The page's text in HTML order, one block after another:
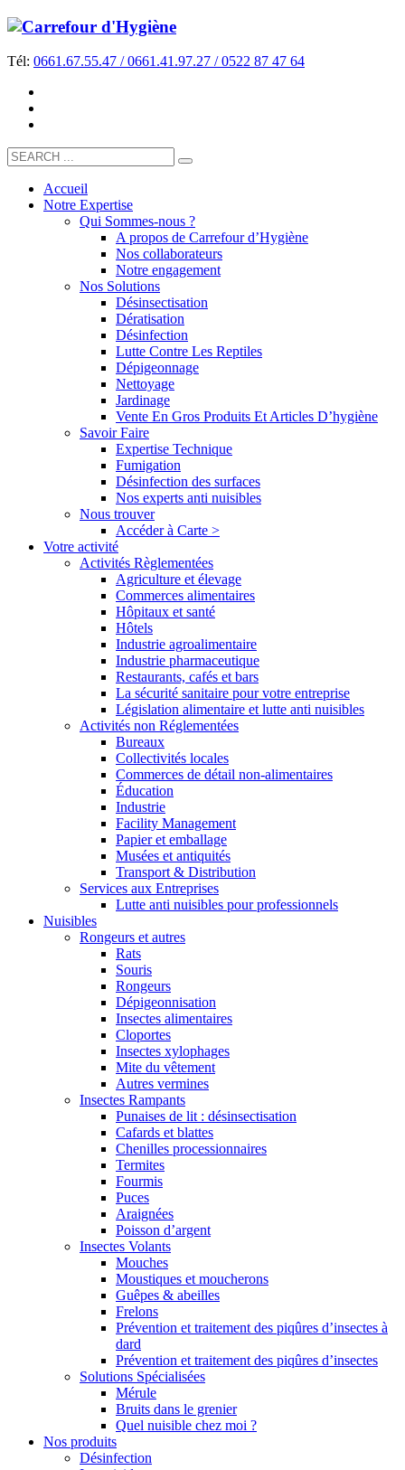
Tél: 0661.67.55.47 / 0661.41.97.27 / 0522 87 47 64
Accueil
Notre Expertise
Qui Sommes-nous ?
A propos de Carrefour d’Hygiène
Nos collaborateurs
Notre engagement
Nos Solutions
Désinsectisation
Dératisation
Désinfection
Lutte Contre Les Reptiles
Dépigeonnage
Nettoyage
Jardinage
Vente En Gros Produits Et Articles D’hygiène
Savoir Faire
Expertise Technique
Fumigation
Désinfection des surfaces
Nos experts anti nuisibles
Nous trouver
Accéder à Carte >
Votre activité
Activités Règlementées
Agriculture et élevage
Commerces alimentaires
Hôpitaux et santé
Hôtels
Industrie agroalimentaire
Industrie pharmaceutique
Restaurants, cafés et bars
La sécurité sanitaire pour votre entreprise
Législation alimentaire et lutte anti nuisibles
Activités non Réglementées
Bureaux
Collectivités locales
Commerces de détail non-alimentaires
Éducation
Industrie
Facility Management
Papier et emballage
Musées et antiquités
Transport & Distribution
Services aux Entreprises
Lutte anti nuisibles pour professionnels
Nuisibles
Rongeurs et autres
Rats
Souris
Rongeurs
Dépigeonnisation
Insectes alimentaires
Cloportes
Insectes xylophages
Mite du vêtement
Autres vermines
Insectes Rampants
Punaises de lit : désinsectisation
Cafards et blattes
Chenilles processionnaires
Termites
Fourmis
Puces
Araignées
Poisson d’argent
Insectes Volants
Mouches
Moustiques et moucherons
Guêpes & abeilles
Frelons
Prévention et traitement des piqûres d’insectes à
dard
Prévention et traitement des piqûres d’insectes
Solutions Spécialisées
Mérule
Bruits dans le grenier
Quel nuisible chez moi ?
Nos produits
Désinfection